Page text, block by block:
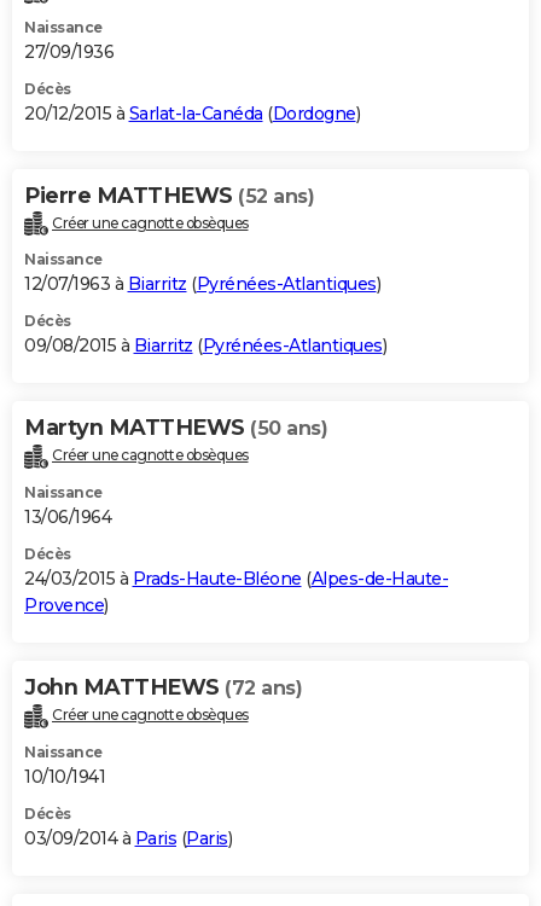
Naissance
27/09/1936
Décès
20/12/2015 à Sarlat-la-Canéda (Dordogne)
Pierre MATTHEWS (52 ans)
Créer une cagnotte obsèques
Naissance
12/07/1963 à Biarritz (Pyrénées-Atlantiques)
Décès
09/08/2015 à Biarritz (Pyrénées-Atlantiques)
Martyn MATTHEWS (50 ans)
Créer une cagnotte obsèques
Naissance
13/06/1964
Décès
24/03/2015 à Prads-Haute-Bléone (Alpes-de-Haute-
Provence)
John MATTHEWS (72 ans)
Créer une cagnotte obsèques
Naissance
10/10/1941
Décès
03/09/2014 à Paris (Paris)